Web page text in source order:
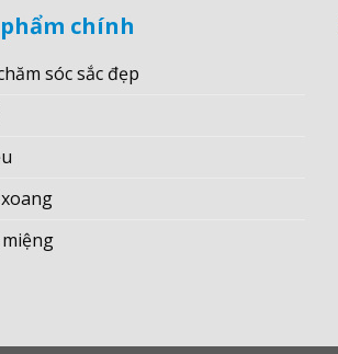
chính
sóc sắc đẹp